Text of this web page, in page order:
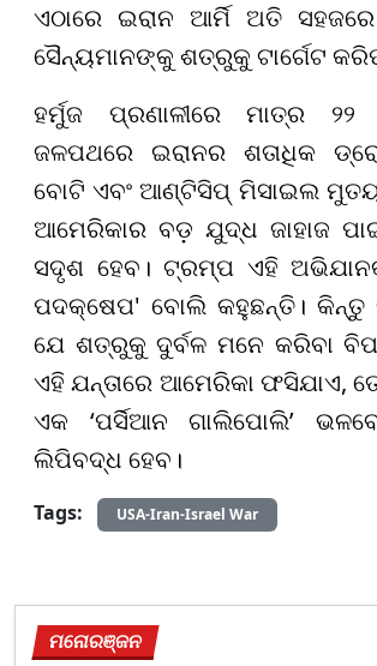
ଏଠାରେ ଇରାନ ଆର୍ମି ଅତି
ସୈନ୍ୟମାନଙ୍କୁ ଶତ୍ରୁକୁ ଟାର୍ଗେଟ
ହର୍ମୁଜ ପ୍ରଣାଳୀରେ ମାତ୍ର
ଜଳପଥରେ ଇରାନର ଶତାଧିକ
ବୋଟି ଏବଂ ଆଣ୍ଟିସିପ୍ ମିସାଇଲ
ଆମେରିକାର ବଡ଼ ଯୁଦ୍ଧ ଜାହାଜ
ସଦୃଶ ହେବ। ଟ୍ରମ୍ପ ଏହି
ପଦକ୍ଷେପ' ବୋଲି କହୁଛନ୍ତି। କିନ୍ତୁ
ଯେ ଶତ୍ରୁକୁ ଦୁର୍ବଳ ମନେ କରିବା
ଏହି ଯନ୍ତାରେ ଆମେରିକା ଫସିଯାଏ,
ଏକ ‘ପର୍ସିଆନ ଗାଲିପୋଲି’
ଲିପିବଦ୍ଧ ହେବ।
Tags: USA-Iran-Israel War
ମନୋରଞ୍ଜନ